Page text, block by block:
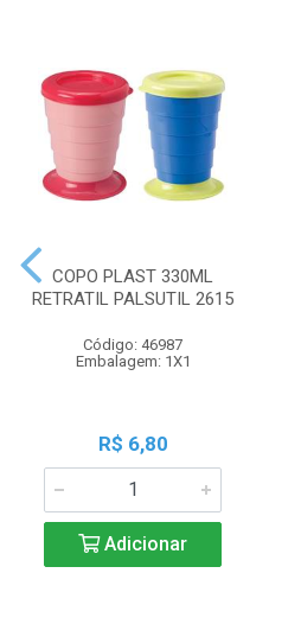
COPO PLAST 330ML
RETRATIL PALSUTIL 2615
Código: 46987
Embalagem: 1X1
R$ 6,80
Adicionar